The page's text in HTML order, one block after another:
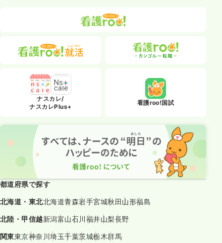
ナスカレ/
ナスカレPlus+
看護roo!国試
都道府県で探す
北海道・東北北海道青森岩手宮城秋田山形福島
北陸・甲信越新潟富山石川福井山梨長野
関東東京神奈川埼玉千葉茨城栃木群馬